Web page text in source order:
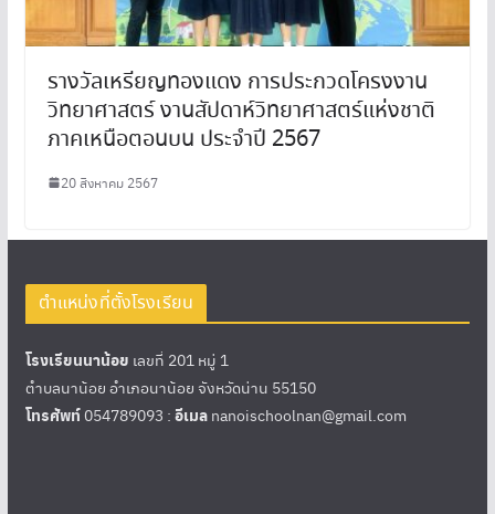
รางวัลเหรียญทองแดง การประกวดโครงงาน
วิทยาศาสตร์ งานสัปดาห์วิทยาศาสตร์แห่งชาติ
ภาคเหนือตอนบน ประจำปี 2567
20 สิงหาคม 2567
ตำแหน่งที่ตั้งโรงเรียน
โรงเรียนนาน้อย เลขที่ 201 หมู่ 1
ตำบลนาน้อย อำเภอนาน้อย จังหวัดน่าน 55150
โทรศัพท์054789093 : อีเมลnanoischoolnan@gmail.com